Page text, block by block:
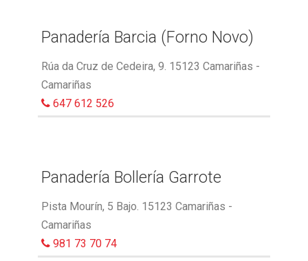
Panadería Barcia (Forno Novo)
Rúa da Cruz de Cedeira, 9. 15123 Camariñas -
Camariñas
647 612 526
Panadería Bollería Garrote
Pista Mourín, 5 Bajo. 15123 Camariñas -
Camariñas
981 73 70 74